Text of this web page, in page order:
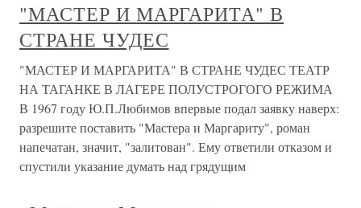
"МАСТЕР И МАРГАРИТА" В
СТРАНЕ ЧУДЕС
"МАСТЕР И МАРГАРИТА" В СТРАНЕ ЧУДЕС ТЕАТР
НА ТАГАНКЕ В ЛАГЕРЕ ПОЛУСТРОГОГО РЕЖИМА
В 1967 году Ю.П.Любимов впервые подал заявку наверх:
разрешите поставить "Мастера и Маргариту", роман
напечатан, значит, "залитован". Ему ответили отказом и
спустили указание думать над грядущим